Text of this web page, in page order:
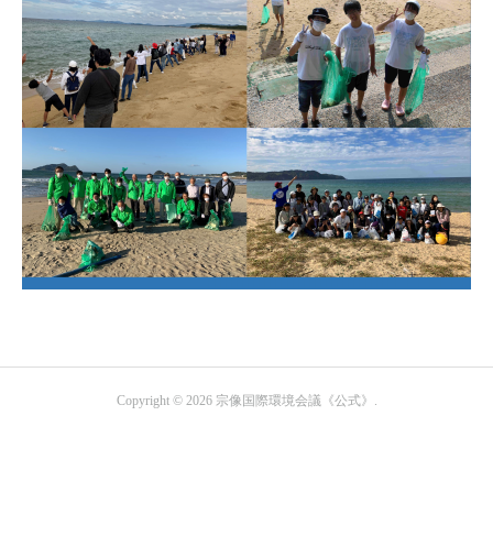
Copyright © 2026 宗像国際環境会議《公式》 .